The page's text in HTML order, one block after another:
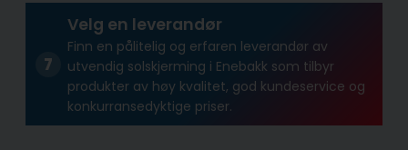
Velg en leverandør
Finn en pålitelig og erfaren leverandør av
utvendig solskjerming i Enebakk som tilbyr
produkter av høy kvalitet, god kundeservice og
konkurransedyktige priser.